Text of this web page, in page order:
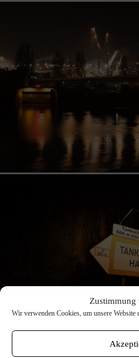
Zustimmung
Wir verwenden Cookies, um unsere Website